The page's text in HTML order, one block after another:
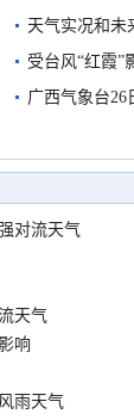
天气实况和未
受台风“红霞”
有较强降雨
广西气象台26
对流天气
天气
响
雨天气